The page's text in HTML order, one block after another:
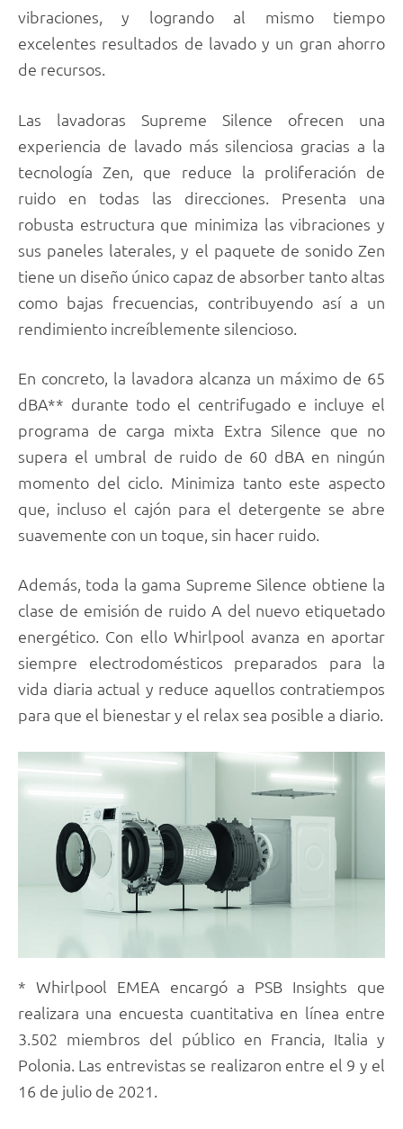
vibraciones, y logrando al mismo tiempo
excelentes resultados de lavado y un gran ahorro
de recursos.
Las lavadoras Supreme Silence ofrecen una
experiencia de lavado más silenciosa gracias a la
tecnología Zen, que reduce la proliferación de
ruido en todas las direcciones. Presenta una
robusta estructura que minimiza las vibraciones y
sus paneles laterales, y el paquete de sonido Zen
tiene un diseño único capaz de absorber tanto altas
como bajas frecuencias, contribuyendo así a un
rendimiento increíblemente silencioso.
En concreto, la lavadora alcanza un máximo de 65
dBA** durante todo el centrifugado e incluye el
programa de carga mixta Extra Silence que no
supera el umbral de ruido de 60 dBA en ningún
momento del ciclo. Minimiza tanto este aspecto
que, incluso el cajón para el detergente se abre
suavemente con un toque, sin hacer ruido.
Además, toda la gama Supreme Silence obtiene la
clase de emisión de ruido A del nuevo etiquetado
energético. Con ello Whirlpool avanza en aportar
siempre electrodomésticos preparados para la
vida diaria actual y reduce aquellos contratiempos
para que el bienestar y el relax sea posible a diario.
* Whirlpool EMEA encargó a PSB Insights que
realizara una encuesta cuantitativa en línea entre
3.502 miembros del público en Francia, Italia y
Polonia. Las entrevistas se realizaron entre el 9 y el
16 de julio de 2021.